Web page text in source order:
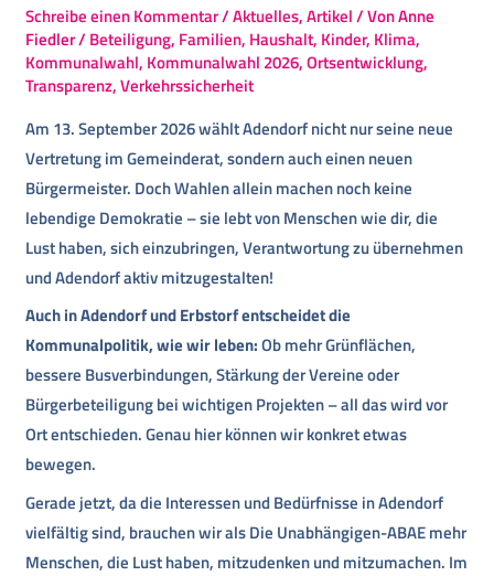
Schreibe einen Kommentar/Aktuelles,Artikel/ VonAnne
Fiedler/ Beteiligung, Familien, Haushalt, Kinder, Klima,
Kommunalwahl, Kommunalwahl 2026,Ortsentwicklung,
Transparenz,Verkehrssicherheit
Am 13. September 2026 wählt Adendorf nicht nur seine neue
Vertretung im Gemeinderat, sondern auch einen neuen
Bürgermeister. Doch Wahlen allein machen noch keine
lebendige Demokratie – sie lebt von Menschen wie dir, die
Lust haben, sich einzubringen, Verantwortung zu übernehmen
und Adendorf aktiv mitzugestalten!
Auch in Adendorf und Erbstorf entscheidet die
Kommunalpolitik, wie wir leben:Ob mehr Grünflächen,
bessere Busverbindungen, Stärkung der Vereine oder
Bürgerbeteiligung bei wichtigen Projekten – all das wird vor
Ort entschieden. Genau hier können wir konkret etwas
bewegen.
Gerade jetzt, da die Interessen und Bedürfnisse in Adendorf
vielfältig sind, brauchen wir als Die Unabhängigen-ABAE mehr
Menschen, die Lust haben, mitzudenken und mitzumachen. Im